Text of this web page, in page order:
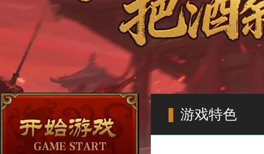
游戏特色